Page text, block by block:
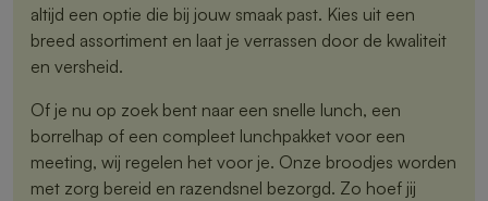
altijd een optie die bij jouw smaak past. Kies uit een
breed assortiment en laat je verrassen door de kwaliteit
en versheid.
Of je nu op zoek bent naar een snelle lunch, een
borrelhap of een compleet lunchpakket voor een
meeting, wij regelen het voor je. Onze broodjes worden
met zorg bereid en razendsnel bezorgd. Zo hoef jij